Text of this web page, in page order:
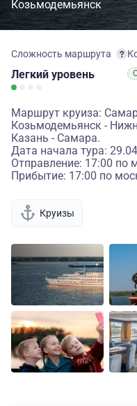
Козьмодемьянск
Сложность маршрута
Легкий уровень
Маршрут круиза:
Козьмодемьянск -
Казань - Самара.
Дата начала тура:
Отправление: 17:00 по
Прибытие: 17:00 по
Круизы